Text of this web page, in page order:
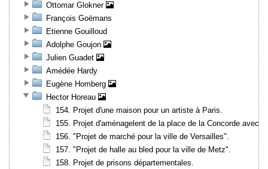
Ottomar Glokner
François Goëmans
Etienne Gouilloud
Adolphe Goujon
Julien Guadet
Amédée Hardy
Eugène Homberg
Hector Horeau
154. Projet d'une maison pour un artiste à Paris.
155. Projet d'aménagelent de la place de la Concorde avec
156. "Projet de marché pour la ville de Versailles".
157. "Projet de halle au bled pour la ville de Metz".
158. Projet de prisons départementales.